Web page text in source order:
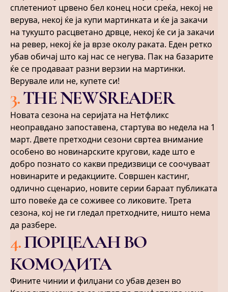
сплетениот црвено бел конец носи среќа, некој не
верува, некој ќе ја купи мартинката и ќе ја закачи
на тукушто расцветано дрвце, некој ќе си ја закачи
на ревер, некој ќе ја врзе околу раката. Еден ретко
убав обичај што кај нас се негува. Пак на базарите
ќе се продаваат разни верзии на мартинки.
Верувале или не, купете си!
3.THE NEWSREADER
Новата сезона на серијата на Нетфликс
неоправдано запоставена, стартува во недела на 1
март. Двете претходни сезони свртеа внимание
особено во новинарските кругови, каде што е
добро познато со какви предизвици се соочуваат
новинарите и редакциите. Совршен кастинг,
одлично сценарио, новите серии бараат публиката
што повеќе да се соживее со ликовите. Трета
сезона, кој не ги гледал претходните, ништо нема
да разбере.
4.ПОРЦЕЛАН ВО
КОМОДИТА
Фините чинии и филџани со убав дезен во